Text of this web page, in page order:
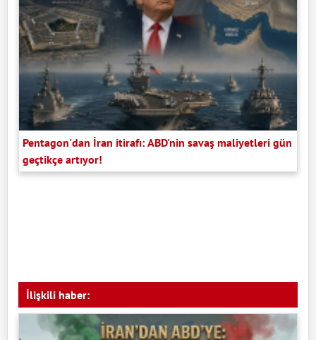
Pentagon'dan İran itirafı: ABD'nin savaş maliyetleri gün
geçtikçe artıyor!
İlişkili haber: